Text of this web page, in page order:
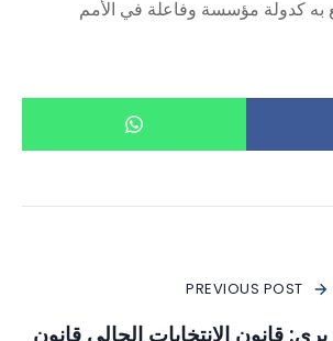
به كدولة مؤسسة وفاعلة في الأمم
PREVIOUS POST